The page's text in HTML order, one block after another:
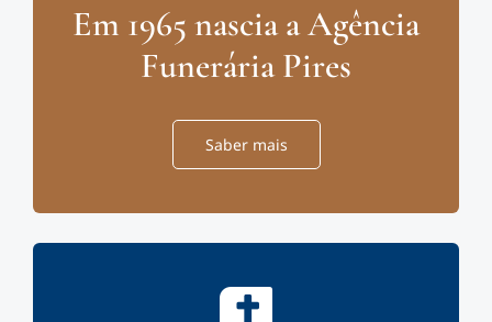
Em 1965 nascia a Agência
Funerária Pires
Saber mais